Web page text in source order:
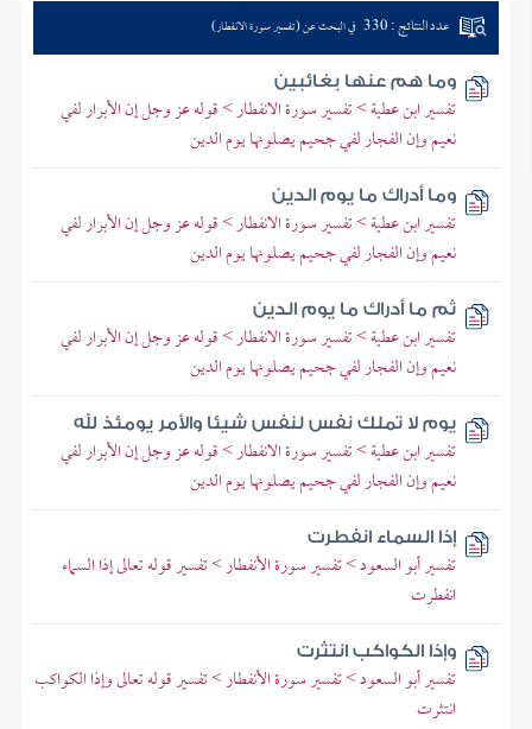
عدد النتائج : 330 في البحث عن (تفسير سورة الانفطار)
وما هم عنها بغائبين
تفسير ابن عطية > تفسير سورة الانفطار > قوله عز وجل إن الأبرار لفي
نعيم وإن الفجار لفي جحيم يصلونها يوم الدين
وما أدراك ما يوم الدين
تفسير ابن عطية > تفسير سورة الانفطار > قوله عز وجل إن الأبرار لفي
نعيم وإن الفجار لفي جحيم يصلونها يوم الدين
ثم ما أدراك ما يوم الدين
تفسير ابن عطية > تفسير سورة الانفطار > قوله عز وجل إن الأبرار لفي
نعيم وإن الفجار لفي جحيم يصلونها يوم الدين
يوم لا تملك نفس لنفس شيئا والأمر يومئذ لله
تفسير ابن عطية > تفسير سورة الانفطار > قوله عز وجل إن الأبرار لفي
نعيم وإن الفجار لفي جحيم يصلونها يوم الدين
إذا السماء انفطرت
تفسير أبو السعود > تفسير سورة الأنفطار > تفسير قوله تعالى إذا السماء
انفطرت
وإذا الكواكب انتثرت
تفسير أبو السعود > تفسير سورة الأنفطار > تفسير قوله تعالى وإذا الكواكب
انتثرت